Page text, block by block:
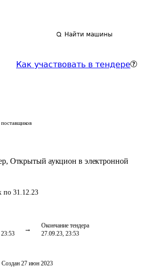
Найти машины
Как участвовать в тендере
поставщиков
, Открытый аукцион в электронной
по 31.12.23
Окончание тендера
27.09.23, 23:53
Создан 27 июн 2023